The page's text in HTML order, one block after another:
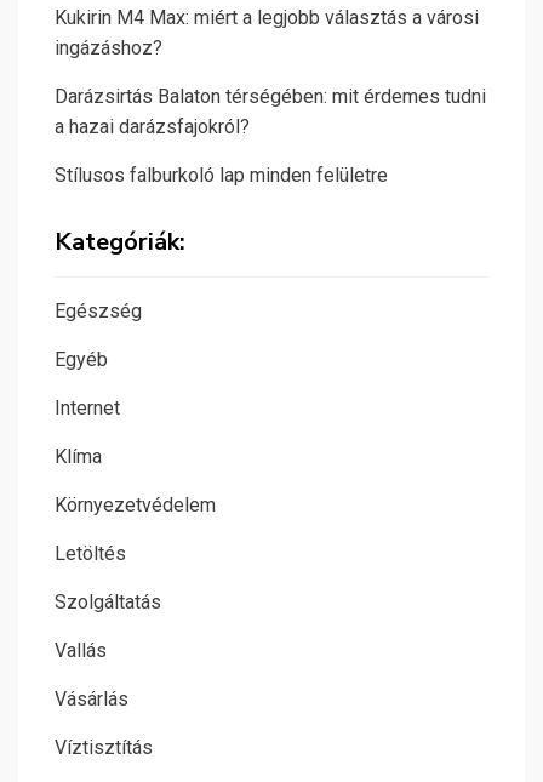
Kukirin M4 Max: miért a legjobb választás a városi
ingázáshoz?
Darázsirtás Balaton térségében: mit érdemes tudni
a hazai darázsfajokról?
Stílusos falburkoló lap minden felületre
Kategóriák:
Egészség
Egyéb
Internet
Klíma
Környezetvédelem
Letöltés
Szolgáltatás
Vallás
Vásárlás
Víztisztítás